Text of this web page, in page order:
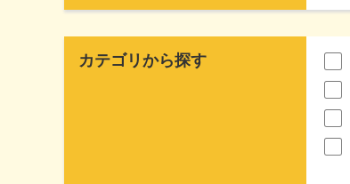
カテゴリから探す